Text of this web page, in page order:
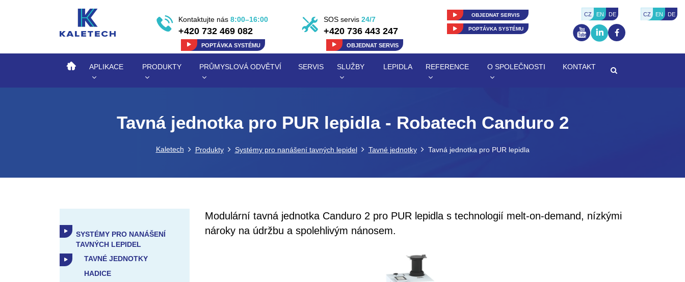
CZ EN DE
Kontaktujte nás 8:00–16:00
+420 732 469 082
POPTÁVKA SYSTÉMU
SOS servis 24/7
+420 736 443 247
OBJEDNAT SERVIS
OBJEDNAT SERVIS
POPTÁVKA SYSTÉMU
CZ EN DE
APLIKACE PRODUKTY PRŮMYSLOVÁ ODVĚTVÍ SERVIS SLUŽBY LEPIDLA REFERENCE O SPOLEČNOSTI KONTAKT
Tavná jednotka pro PUR lepidla - Robatech Canduro 2
Kaletech Produkty Systémy pro nanášení tavných lepidel Tavné jednotky Tavná jednotka pro PUR lepidla
Modulární tavná jednotka Canduro 2 pro PUR lepidla s technologií melt-on-demand, nízkými
nároky na údržbu a spolehlivým nánosem.
SYSTÉMY PRO NANÁŠENÍ
TAVNÝCH LEPIDEL
TAVNÉ JEDNOTKY
HADICE